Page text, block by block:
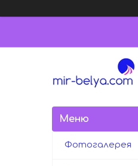
Фотогалерея